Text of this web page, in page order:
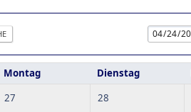
Montag Dienstag
27 28